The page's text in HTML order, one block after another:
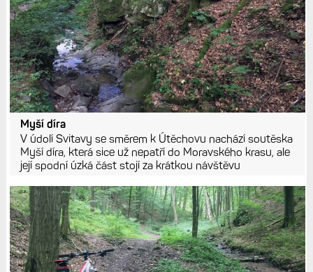
Myší díra
V údolí Svitavy se směrem k Útěchovu nachází soutěska
Myší díra, která sice už nepatří do Moravského krasu, ale
její spodní úzká část stojí za krátkou návštěvu